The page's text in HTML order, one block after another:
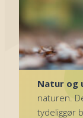
Natur og
naturen.
tydeliggør